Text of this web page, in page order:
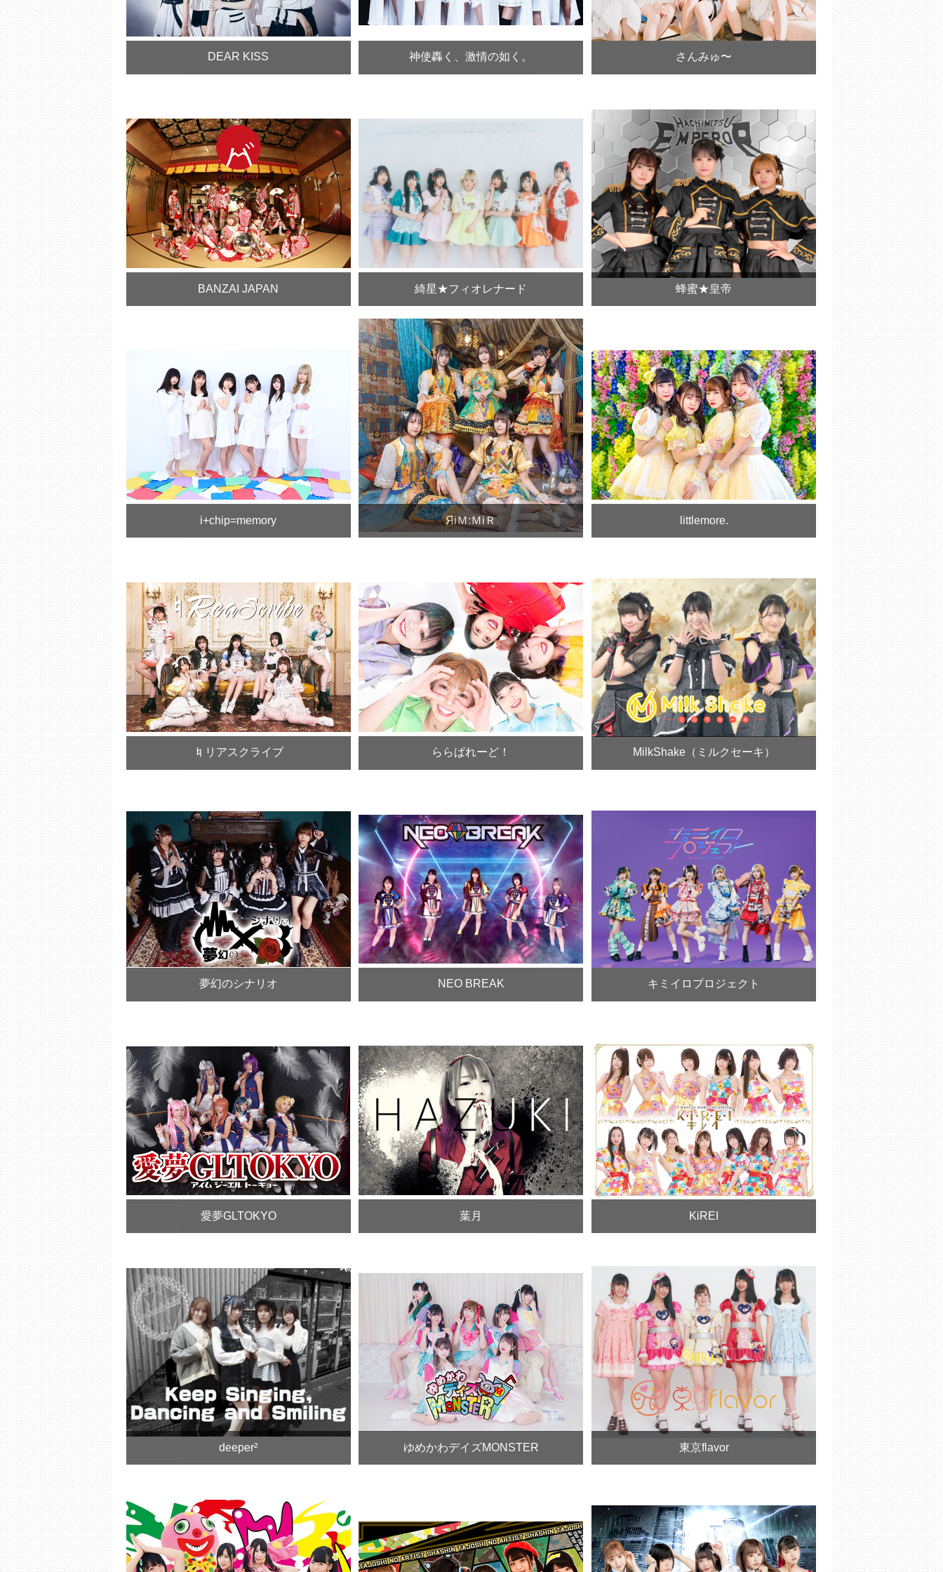
DEAR KISS 神使轟く、激情の如く。 さんみゅ〜
BANZAI JAPAN 綺星★フィオレナード 蜂蜜★皇帝
i+chip=memory ЯiＭ:ＭiＲ littlemore.
♮リアスクライブ ららぱれーど！ MilkShake（ミルクセーキ）
夢幻のシナリオ NEO BREAK キミイロプロジェクト
愛夢GLTOKYO 葉月 KiREI
deeper² ゆめかわデイズMONSTER 東京flavor